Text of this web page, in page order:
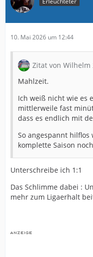
10. Mai 2026 um 12:44
Zitat von Wilhelm
Mahlzeit.
Ich weiß nicht wie es
mittlerweile fast
dass es endlich mit
So angespannt
komplette Saison
Unterschreibe ich 1:1
Das Schlimme dabei :
mehr zum Ligaerhalt